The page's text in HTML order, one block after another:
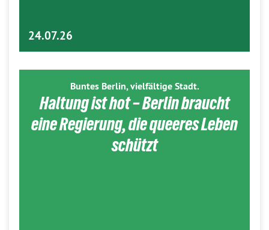
24.07.26
Buntes Berlin, vielfältige Stadt.
Haltung ist hot – Berlin braucht
eine Regierung, die queeres Leben
schützt